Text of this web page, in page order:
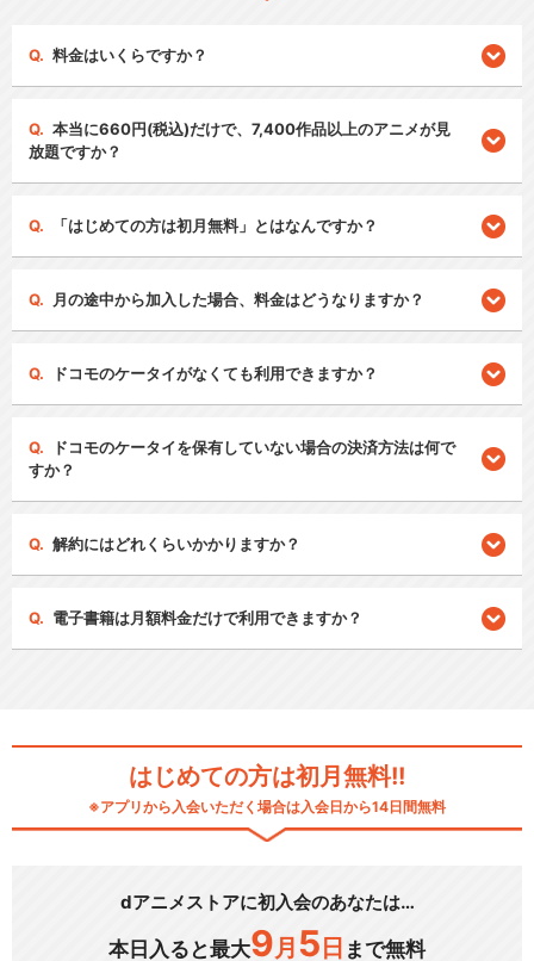
料金はいくらですか？
本当に660円(税込)だけで、7,400作品以上のアニメが見
放題ですか？
「はじめての方は初月無料」とはなんですか？
月の途中から加入した場合、料金はどうなりますか？
ドコモのケータイがなくても利用できますか？
ドコモのケータイを保有していない場合の決済方法は何で
すか？
解約にはどれくらいかかりますか？
電子書籍は月額料金だけで利用できますか？
はじめての方は初月無料!!
※アプリから入会いただく場合は入会日から14日間無料
dアニメストアに初入会のあなたは…
本日入ると最大9 月 5 日 まで無料